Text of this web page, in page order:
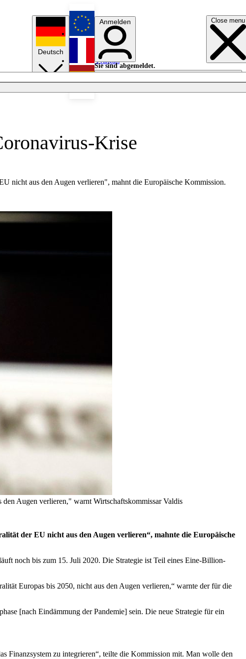
Close menu
Deutsch
English
Français
Anmelden
Sie sind abgemeldet.
Anmelden
Licht aus
Krise
nicht aus den Augen verlieren", mahnt die Europäische Kommission.
Augen verlieren," warnt Wirtschaftskommissar Valdis
der EU nicht aus den Augen verlieren“, mahnte die Europäische
noch bis zum 15. Juli 2020. Die Strategie ist Teil eines Eine-Billion-
Europas bis 2050, nicht aus den Augen verlieren,“ warnte der für die
[nach Eindämmung der Pandemie] sein. Die neue Strategie für ein
Finanzsystem zu integrieren“, teilte die Kommission mit. Man wolle den